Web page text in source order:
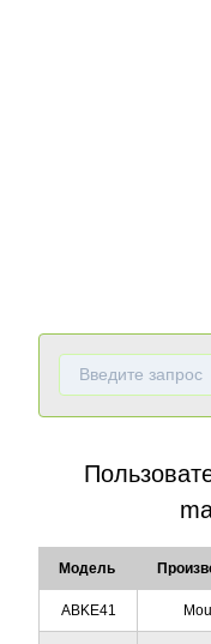
Модель
ABKE41